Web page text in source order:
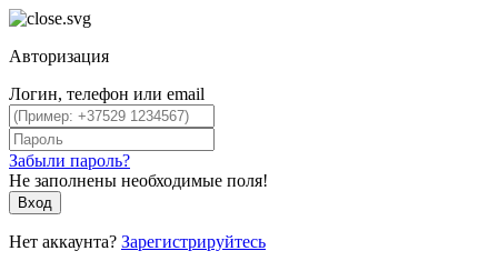
Авторизация
Логин, телефон или email
Забыли пароль?
Не заполнены необходимые поля!
Вход
Нет аккаунта? Зарегистрируйтесь